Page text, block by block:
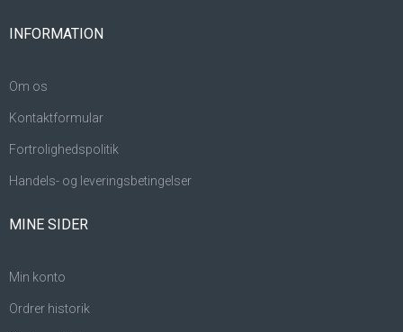
INFORMATION
Om os
Kontaktformular
Fortrolighedspolitik
Handels- og leveringsbetingelser
MINE SIDER
Min konto
Ordrer historik